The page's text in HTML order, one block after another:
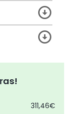
311,46€